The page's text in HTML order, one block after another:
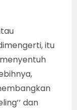
itu
dan